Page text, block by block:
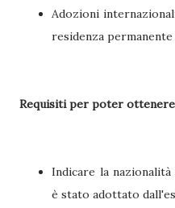
Adozioni
residenza
Requisiti per poter
Indicare la
è stato adottato